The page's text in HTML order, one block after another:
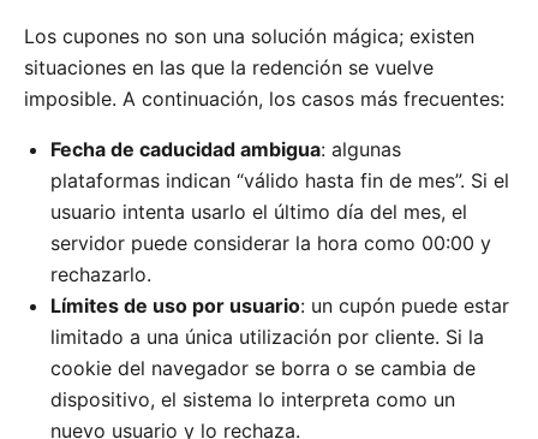
Los cupones no son una solución mágica; existen
situaciones en las que la redención se vuelve
imposible. A continuación, los casos más frecuentes:
Fecha de caducidad ambigua: algunas
plataformas indican “válido hasta fin de mes”. Si el
usuario intenta usarlo el último día del mes, el
servidor puede considerar la hora como 00:00 y
rechazarlo.
Límites de uso por usuario: un cupón puede estar
limitado a una única utilización por cliente. Si la
cookie del navegador se borra o se cambia de
dispositivo, el sistema lo interpreta como un
nuevo usuario y lo rechaza.